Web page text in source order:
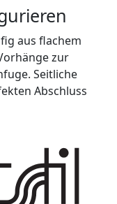
aus flachem
zur
Seitliche
Abschluss